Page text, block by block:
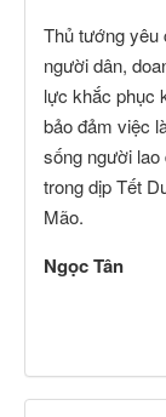
Thủ tướng yêu
người dân,
lực khắc phục
bảo đảm việc
sống người lao
trong dịp Tết
Mão.
Ngọc Tân